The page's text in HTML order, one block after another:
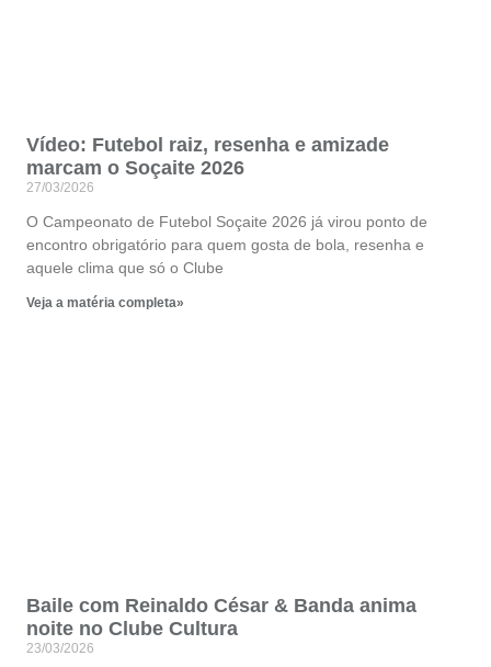
Vídeo: Futebol raiz, resenha e amizade
marcam o Soçaite 2026
27/03/2026
O Campeonato de Futebol Soçaite 2026 já virou ponto de
encontro obrigatório para quem gosta de bola, resenha e
aquele clima que só o Clube
Veja a matéria completa»
Baile com Reinaldo César & Banda anima
noite no Clube Cultura
23/03/2026